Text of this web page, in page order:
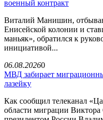
военный контракт
Виталий Манишин,
Енисейской колонии и
маньяк», обратился к
инициативой...
06.08.20260
МВД забирает
лазейку
Как сообщил телеканал
области миграции